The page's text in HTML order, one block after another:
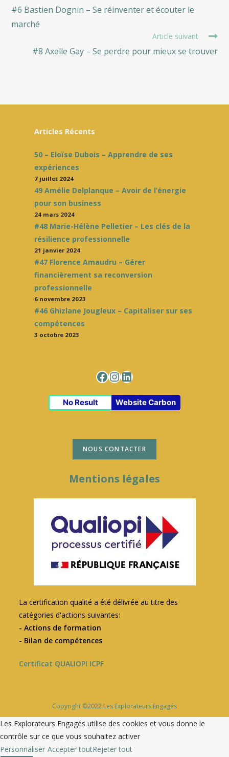
articles
#6 Bastien Dognin – Se réinventer et écouter le
marché
Article suivant
#8 Axelle Gay – Se perdre pour mieux se trouver
Articles Récents
50 – Eloïse Dubois – Apprendre de ses
expériences
7 juillet 2024
49 Amélie Delplanque – Avoir de l’énergie
pour son business
24 mars 2024
#48 Marie-Hélène Pelletier – Les clés de la
résilience professionnelle
21 janvier 2024
#47 Florence Amaudru – Gérer
financièrement sa reconversion
professionnelle
6 novembre 2023
#46 Ghizlane Jougleux – Capitaliser sur ses
compétences
3 octobre 2023
Facebook
Instagram
LinkedIn
No Result Website Carbon
NOUS CONTACTER
Mentions légales
La certification qualité a été délivrée au titre des
catégories d'actions suivantes:
- Actions de formation
- Bilan de compétences
Certificat QUALIOPI ICPF
Copyright ©2022 Les Explorateurs Engagés
Les Explorateurs Engagés utilise des cookies et vous donne le
contrôle sur ce que vous souhaitez activer
Personnaliser Accepter toutRejeter tout